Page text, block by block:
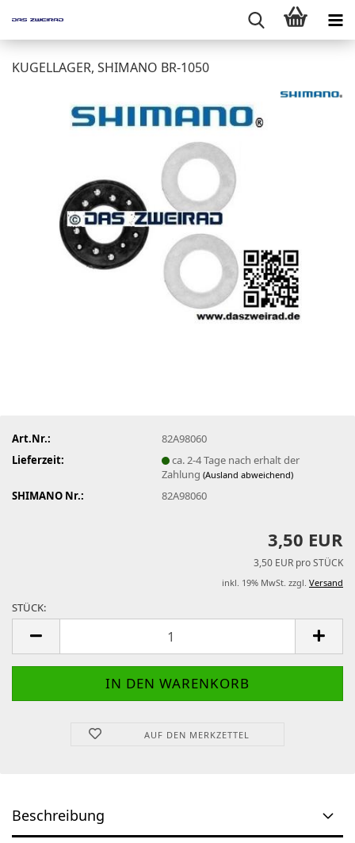
KUGELLAGER, SHIMANO BR-1050
Art.Nr.:
82A98060
Lieferzeit:
ca. 2-4 Tage nach erhalt der
Zahlung(Ausland abweichend)
SHIMANO Nr.: 82A98060
3,50 EUR
3,50 EUR pro STÜCK
inkl. 19% MwSt. zzgl. Versand
STÜCK:
AUF DEN MERKZETTEL
Beschreibung